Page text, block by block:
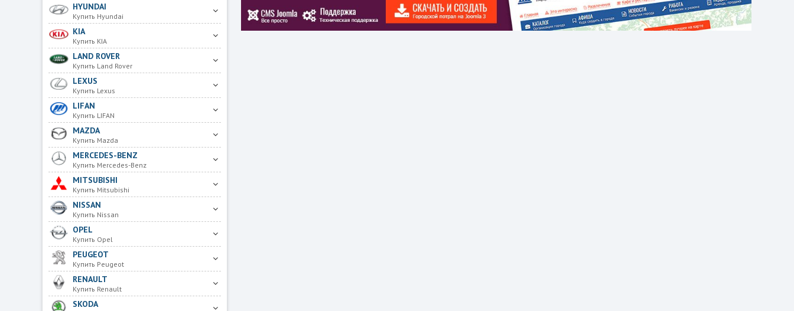
HYUNDAI
Купить Hyundai
KIA
Купить KIA
LAND ROVER
Купить Land Rover
LEXUS
Купить Lexus
LIFAN
Купить LIFAN
MAZDA
Купить Mazda
MERCEDES-BENZ
Купить Mercedes-Benz
MITSUBISHI
Купить Mitsubishi
NISSAN
Купить Nissan
OPEL
Купить Opel
PEUGEOT
Купить Peugeot
RENAULT
Купить Renault
SKODA